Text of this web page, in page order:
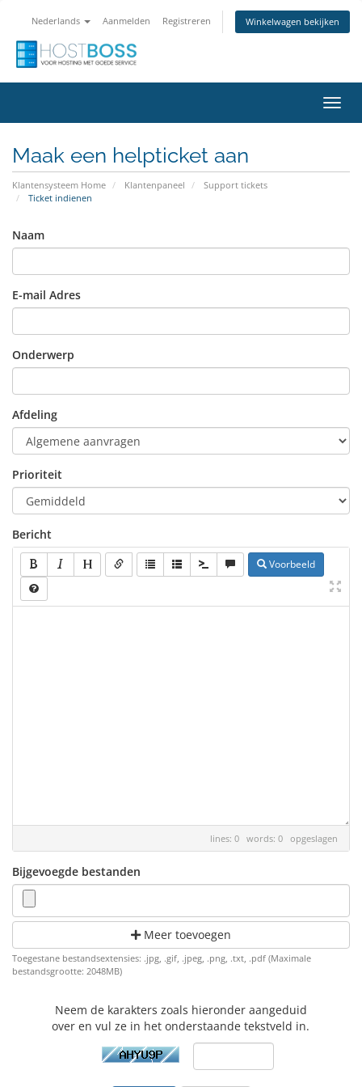
Nederlands Aanmelden Registreren Winkelwagen bekijken
in-/
Maak een helpticket aan
Klantensysteem Home Klantenpaneel
Support tickets
Ticket indienen
Naam
E-mail Adres
Onderwerp
Afdeling
Prioriteit
Bericht
Voorbeeld
lines: 0 words: 0 opgeslagen
Bijgevoegde bestanden
Meer toevoegen
Toegestane bestandsextensies: .jpg, .gif, .jpeg, .png, .txt, .pdf (Maximale
bestandsgrootte: 2048MB)
Neem de karakters zoals hieronder aangeduid
over en vul ze in het onderstaande tekstveld in.